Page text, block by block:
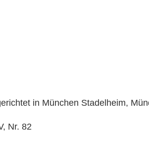
in München Stadelheim,
Nr. 82